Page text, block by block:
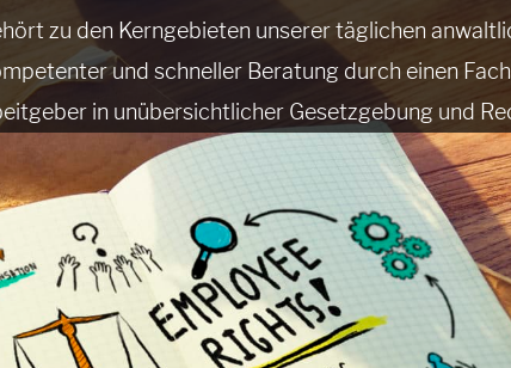
zu den Kerngebieten unserer täglichen
und schneller Beratung durch einen
in unübersichtlicher Gesetzgebung und